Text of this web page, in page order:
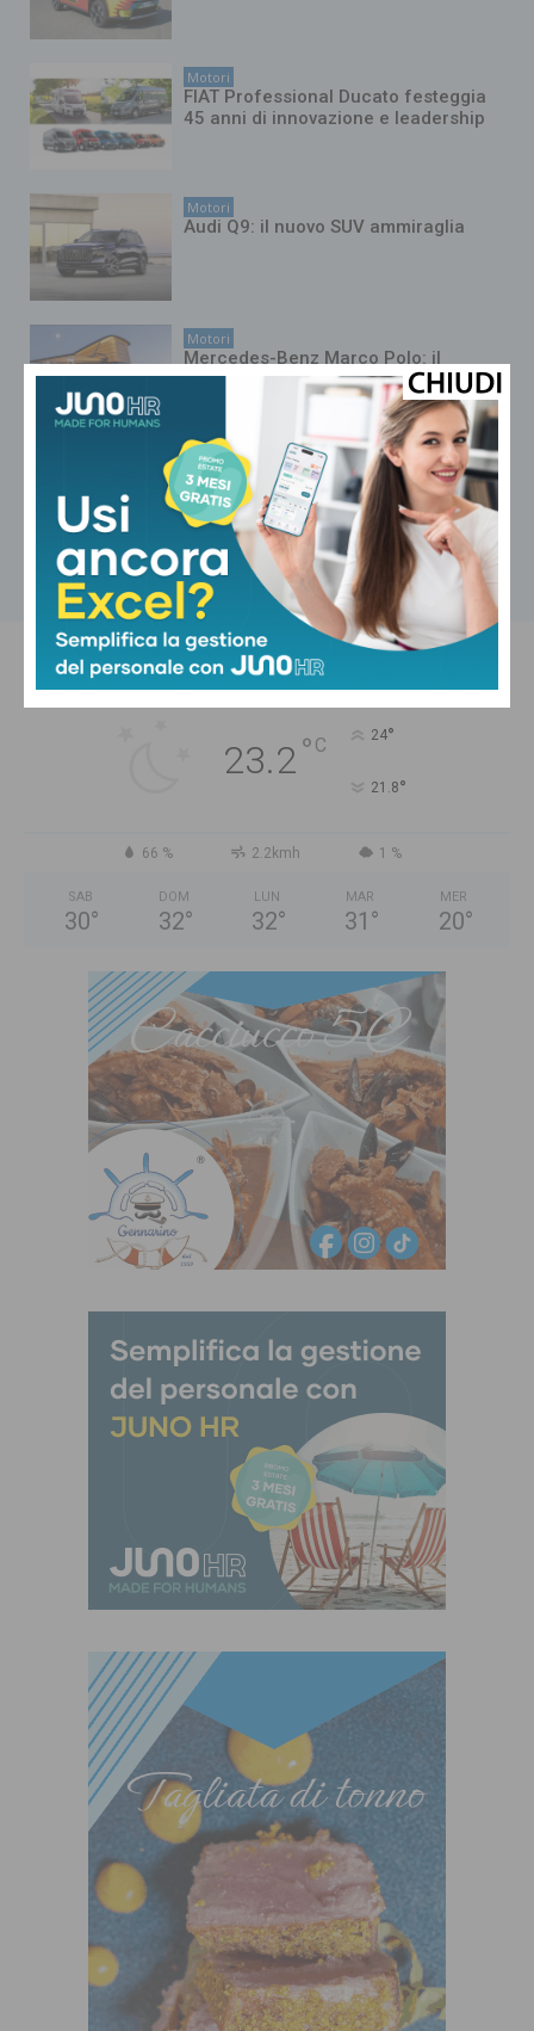
Motori
FIAT Professional Ducato festeggia
45 anni di innovazione e leadership
Motori
Audi Q9: il nuovo SUV ammiraglia
Motori
Mercedes-Benz Marco Polo: il
camper premium diventa ancora più
Motori
Opel Corsa GSE: la hot hatch elettrica
da 281 CV
Carica altri
PISTOIA
23.2° C 24°
21.8°
66 % 2.2kmh 1 %
SAB
30°
DOM
32°
LUN
32°
MAR
31 °
MER
20°